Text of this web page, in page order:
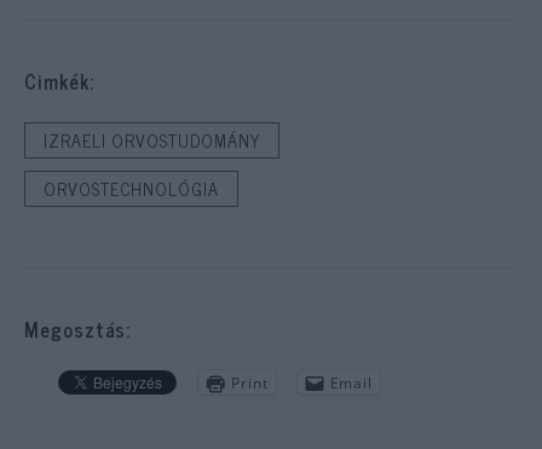
Cimkék:
IZRAELI ORVOSTUDOMÁNY
ORVOSTECHNOLÓGIA
Megosztás:
Print Email